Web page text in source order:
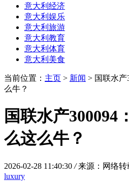
意大利经济
意大利娱乐
意大利旅游
意大利教育
意大利体育
意大利美食
当前位置： 主页 > 新闻 > 国联水产
么牛？
国联水产300094
么这么牛？
2026-02-28 11:40:30 / 来源：网络转
luxury